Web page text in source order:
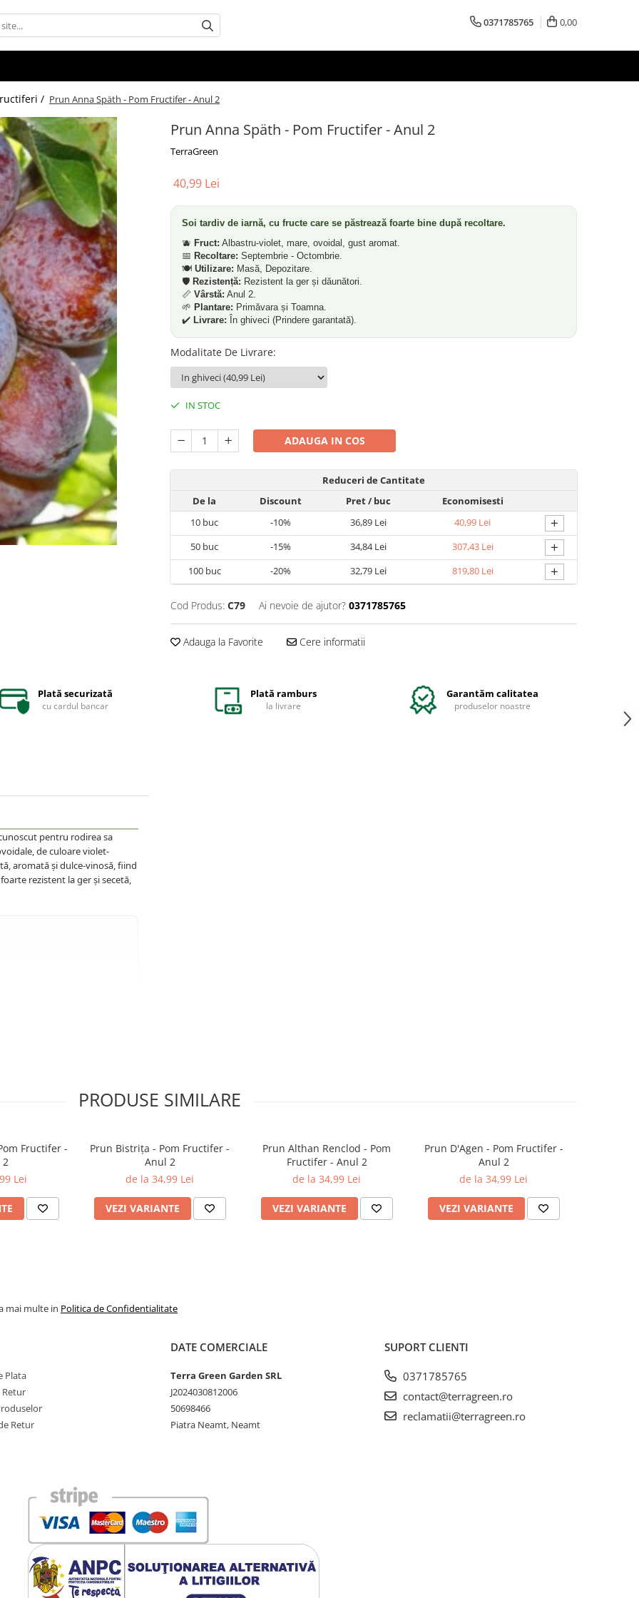
0371785765 0,00
/ Prun Anna Späth - Pom Fructifer - Anul 2
Prun Anna Späth - Pom Fructifer - Anul 2
TerraGreen
40,99 Lei
Soi tardiv de iarnă, cu fructe care se păstrează foarte bine după recoltare.
🫐 Fruct: Albastru-violet, mare, ovoidal, gust aromat.
📅 Recoltare: Septembrie - Octombrie.
🍽️ Utilizare: Masă, Depozitare.
🛡️ Rezistență: Rezistent la ger și dăunători.
📏 Vârstă: Anul 2.
🌱 Plantare: Primăvara și Toamna.
✔️ Livrare: În ghiveci (Prindere garantată).
Modalitate De Livrare:
IN STOC
ADAUGA IN COS
Reduceri de Cantitate
De la
Discount Pret/ buc
Economisesti
10 buc -10% 36,89 Lei 40,99 Lei +
50 buc -15% 34,84 Lei 307,43 Lei +
100buc -20% 32,79 Lei 819,80 Lei +
Cod Produs: C79 Ai nevoie de ajutor? 0371785765
Adauga la Favorite Cere informatii
Plată securizată
cu cardul bancar
Plată ramburs
la livrare
Garantăm calitatea
produselor noastre
pentru rodirea sa
de culoare violet-
aromată și dulce-vinosă, fiind
rezistent la ger și secetă,
tăieri de toamnă.PRODUSE SIMILARE
Fructifer -
2
Lei
Prun Bistrița - Pom Fructifer -
Anul 2
de la 34,99 Lei
VEZI VARIANTE
Prun Althan Renclod - Pom
Fructifer - Anul 2
de la 34,99 Lei
VEZI VARIANTE
Prun D'Agen - Pom Fructifer -
Anul 2
de la 34,99 Lei
VEZI VARIANTE
mai multe in Politica de Confidentialitate
Plata
Retur
Retur
DATE COMERCIALE
Terra Green Garden SRL
J2024030812006
50698466
Piatra Neamt, Neamt
SUPORT CLIENTI
0371785765
contact@terragreen.ro
reclamatii@terragreen.ro